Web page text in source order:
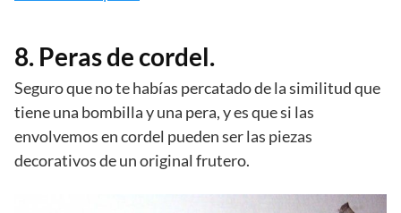
8. Peras de cordel.
Seguro que no te habías percatado de la similitud que
tiene una bombilla y una pera, y es que si las
envolvemos en cordel pueden ser las piezas
decorativos de un original frutero.